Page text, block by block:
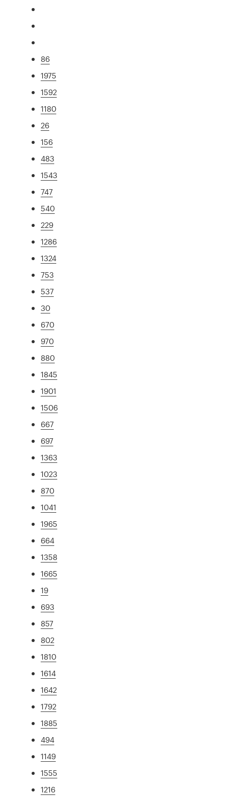
86
1975
1592
1180
26
156
483
1543
747
540
229
1286
1324
753
537
30
670
970
880
1845
1901
1506
667
697
1363
1023
870
1041
1965
664
1358
1665
19
693
857
802
1810
1614
1642
1792
1885
494
1149
1555
1216